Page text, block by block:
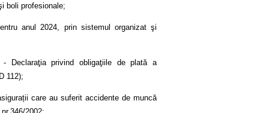
boli profesionale;
anul 2024, prin sistemul organizat şi
Declaraţia privind obligaţiile de plată a
112);
care au suferit accidente de muncă